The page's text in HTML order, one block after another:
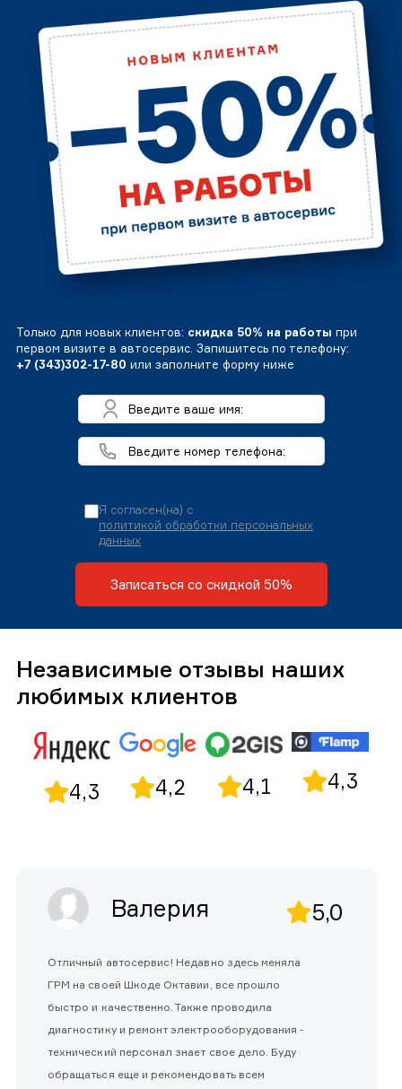
Только для новых клиентов: скидка 50% на работы при
первом визите в автосервис. Запишитесь по телефону:
+7 (343)302-17-80 или заполните форму ниже
Я согласен(на) с
политикой обработки персональных
данных
Записаться со скидкой 50%
Независимые отзывы наших
любимых клиентов
4,3 4,2 4,1 4,3
Валерия 5,0
Отличный автосервис! Недавно здесь меняла
ГРМ на своей Шкоде Октавии, все прошло
быстро и качественно. Также проводила
диагностику и ремонт электрооборудования -
технический персонал знает свое дело. Буду
обращаться еще и рекомендовать всем